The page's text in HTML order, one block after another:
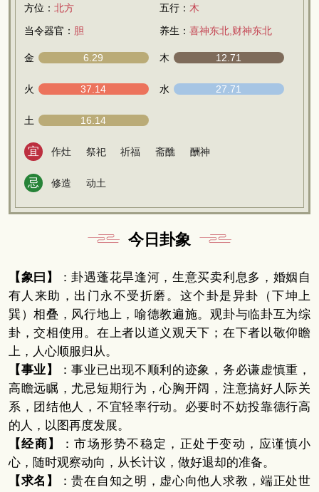
方位： 北方 五行： 木
当令器官： 胆 养生： 喜神东北,财神东北
金 6.29 木 12.71
火 37.14 水 27.71
土 16.14
宜 作灶 祭祀 祈福 斋醮 酬神
忌 修造 动土
今日卦象
【象曰】
：卦遇蓬花旱逢河，生意买卖利息多，婚姻自
有人来助，出门永不受折磨。这个卦是异卦（下坤上
巽）相叠，风行地上，喻德教遍施。观卦与临卦互为综
卦，交相使用。在上者以道义观天下；在下者以敬仰瞻
上，人心顺服归从。
【事业】
：事业已出现不顺利的迹象，务必谦虚慎重，
高瞻远瞩，尤忌短期行为，心胸开阔，注意搞好人际关
系，团结他人，不宜轻率行动。必要时不妨投靠德行高
的人，以图再度发展。
【经商】
：市场形势不稳定，正处于变动，应谨慎小
心，随时观察动向，从长计议，做好退却的准备。
【求名】
：贵在自知之明，虚心向他人求教，端正处世